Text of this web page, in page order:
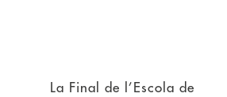
La Final de l’Escola de